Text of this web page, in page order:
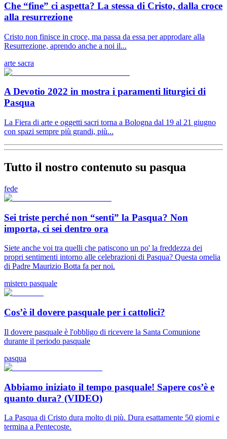
Che “fine” ci aspetta? La stessa di Cristo, dalla croce
alla resurrezione
Cristo non finisce in croce, ma passa da essa per approdare alla
Resurrezione, aprendo anche a noi il...
arte sacra
A Devotio 2022 in mostra i paramenti liturgici di
Pasqua
La Fiera di arte e oggetti sacri torna a Bologna dal 19 al 21 giugno
con spazi sempre più grandi, più...
Tutto il nostro contenuto su pasqua
fede
Sei triste perché non “senti” la Pasqua? Non
importa, ci sei dentro ora
Siete anche voi tra quelli che patiscono un po' la freddezza dei
propri sentimenti intorno alle celebrazioni di Pasqua? Questa omelia
di Padre Maurizio Botta fa per noi.
mistero pasquale
Cos’è il dovere pasquale per i cattolici?
Il dovere pasquale è l'obbligo di ricevere la Santa Comunione
durante il periodo pasquale
pasqua
Abbiamo iniziato il tempo pasquale! Sapere cos’è e
quanto dura? (VIDEO)
La Pasqua di Cristo dura molto di più. Dura esattamente 50 giorni e
termina a Pentecoste.